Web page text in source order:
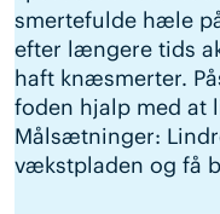
smertefulde hæle
efter længere tids
haft knæsmerter.
foden hjalp med at
Målsætninger:
vækstpladen og få